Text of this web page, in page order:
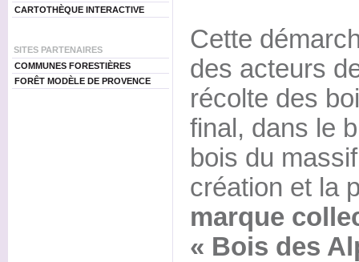
CARTOTHÈQUE INTERACTIVE
SITES PARTENAIRES
COMMUNES FORESTIÈRES
FORÊT MODÈLE DE PROVENCE
Cette
des acteurs
récolte des
final, dans le
bois du
création et la
marque
« Bois des